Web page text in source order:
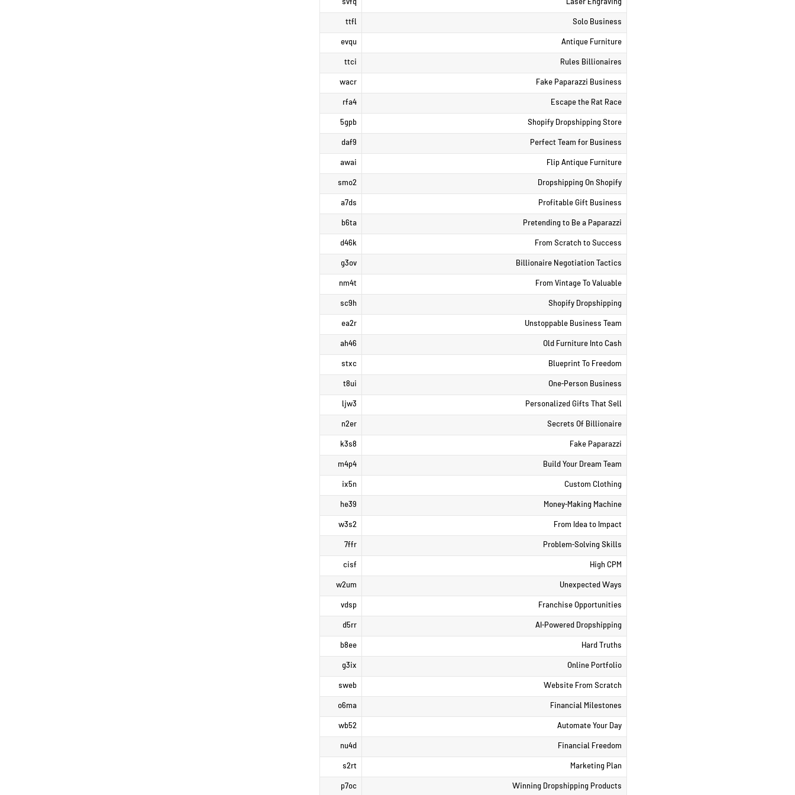
Laser Engraving
svfq
Solo Business
ttfl
Antique Furniture
evqu
Rules Billionaires
ttci
Fake Paparazzi Business
wacr
Escape the Rat Race
rfa4
Shopify Dropshipping Store
5gpb
Perfect Team for Business
daf9
Flip Antique Furniture
awai
Dropshipping On Shopify
smo2
Profitable Gift Business
a7ds
Pretending to Be a Paparazzi
b6ta
From Scratch to Success
d46k
Billionaire Negotiation Tactics
g3ov
From Vintage To Valuable
nm4t
Shopify Dropshipping
sc9h
Unstoppable Business Team
ea2r
Old Furniture Into Cash
ah46
Blueprint To Freedom
stxc
One-Person Business
t8ui
Personalized Gifts That Sell
ljw3
Secrets Of Billionaire
n2er
Fake Paparazzi
k3s8
Build Your Dream Team
m4p4
Custom Clothing
ix5n
Money-Making Machine
he39
From Idea to Impact
w3s2
Problem-Solving Skills
7ffr
High CPM
cisf
Unexpected Ways
w2um
Franchise Opportunities
vdsp
AI-Powered Dropshipping
d5rr
Hard Truths
b8ee
Online Portfolio
g3ix
Website From Scratch
sweb
Financial Milestones
o6ma
Automate Your Day
wb52
Financial Freedom
nu4d
Marketing Plan
s2rt
Winning Dropshipping Products
p7oc